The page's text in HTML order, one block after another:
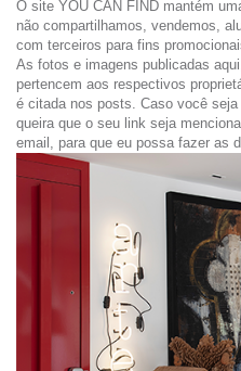
O site YOU CAN FIND mantém
não compartilhamos, vendemos,
com terceiros para fins
As fotos e imagens publicadas
pertencem aos respectivos
é citada nos posts. Caso você
queira que o seu link seja
email, para que eu possa fazer as